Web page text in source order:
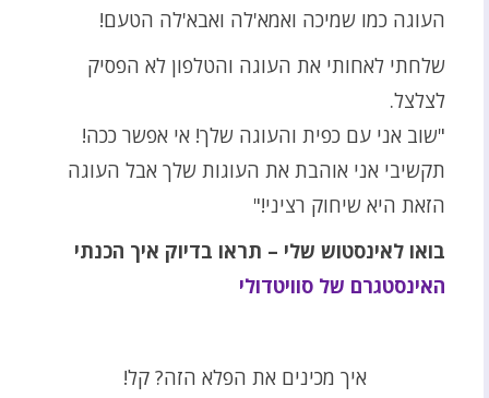
העוגה כמו שמיכה ואמא'לה ואבא'לה הטעם!
שלחתי לאחותי את העוגה והטלפון לא הפסיק
לצלצל.
"שוב אני עם כפית והעוגה שלך! אי אפשר ככה!
תקשיבי אני אוהבת את העוגות שלך אבל העוגה
הזאת היא שיחוק רציני!"
בואו לאינסטוש שלי – תראו בדיוק איך הכנתי
האינסטגרם של סוויטדולי
איך מכינים את הפלא הזה? קל!